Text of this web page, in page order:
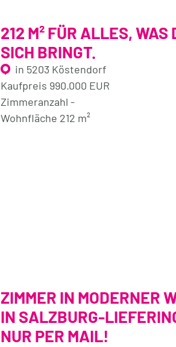
212 M² FÜR ALLES, WAS
SICH BRINGT.
in 5203 Köstendorf
Kaufpreis 990.000 EUR
Zimmeranzahl -
Wohnfläche 212 m²
ZIMMER IN MODERNER
IN SALZBURG-
NUR PER MAIL!